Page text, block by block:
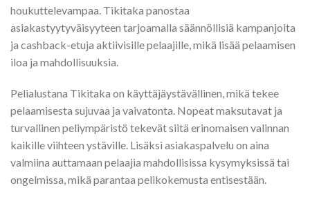
houkuttelevampaa. Tikitaka panostaa
asiakastyytyväisyyteen tarjoamalla säännöllisiä kampanjoita
ja cashback-etuja aktiivisille pelaajille, mikä lisää pelaamisen
iloa ja mahdollisuuksia.
Pelialustana Tikitaka on käyttäjäystävällinen, mikä tekee
pelaamisesta sujuvaa ja vaivatonta. Nopeat maksutavat ja
turvallinen peliympäristö tekevät siitä erinomaisen valinnan
kaikille viihteen ystäville. Lisäksi asiakaspalvelu on aina
valmiina auttamaan pelaajia mahdollisissa kysymyksissä tai
ongelmissa, mikä parantaa pelikokemusta entisestään.